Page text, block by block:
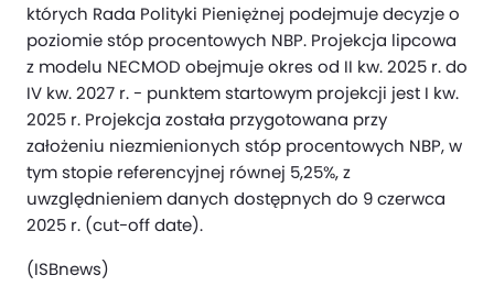
których Rada Polityki Pieniężnej podejmuje decyzje o
poziomie stóp procentowych NBP. Projekcja lipcowa
z modelu NECMOD obejmuje okres od II kw. 2025 r. do
IV kw. 2027 r. - punktem startowym projekcji jest I kw.
2025 r. Projekcja została przygotowana przy
założeniu niezmienionych stóp procentowych NBP, w
tym stopie referencyjnej równej 5,25%, z
uwzględnieniem danych dostępnych do 9 czerwca
2025 r. (cut-off date).
(ISBnews)